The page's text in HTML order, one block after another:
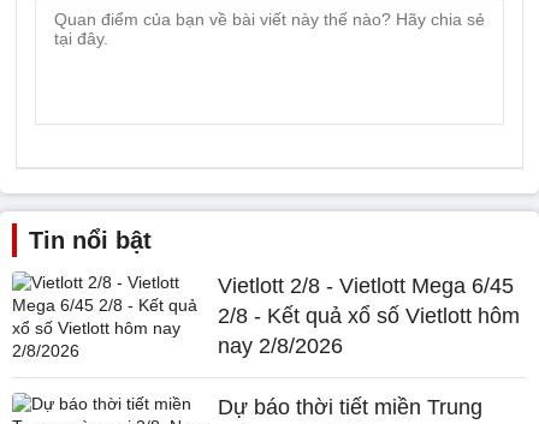
Tin nổi bật
Vietlott 2/8 - Vietlott Mega 6/45
2/8 - Kết quả xổ số Vietlott hôm
nay 2/8/2026
Dự báo thời tiết miền Trung